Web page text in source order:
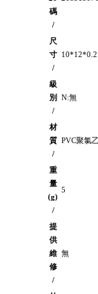
碼
/
尺
寸
/
10*12*0.2
級
別
/
N:無
材
質
/
PVC聚氯
重
量
(g)
/
5
提
供
維
修
/
無